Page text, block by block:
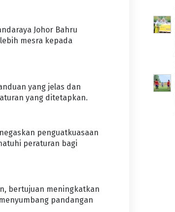
Johor Bahru
mesra kepada
yang jelas dan
yang ditetapkan.
penguatkuasaan
peraturan bagi
bertujuan meningkatkan
pandangan